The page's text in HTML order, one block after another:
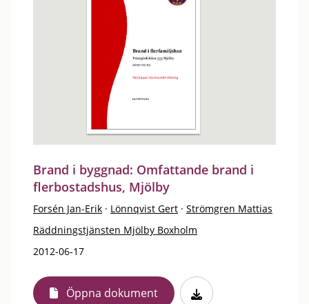
Brand i byggnad: Omfattande brand i
flerbostadshus, Mjölby
Forsén Jan-Erik · Lönnqvist Gert · Strömgren Mattias
Räddningstjänsten Mjölby Boxholm
2012-06-17
Öppna dokument